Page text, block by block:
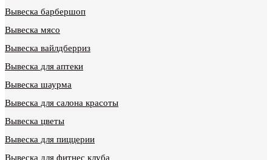
Вывеска барбершоп
Вывеска мясо
Вывеска вайлдберриз
Вывеска для аптеки
Вывеска шаурма
Вывеска для салона красоты
Вывеска цветы
Вывеска для пиццерии
Вывеска для фитнес клуба